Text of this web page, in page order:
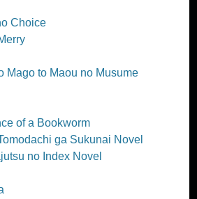
Choice
Mago to Maou no Musume
of a Bookworm
ga Sukunai Novel
no Index Novel